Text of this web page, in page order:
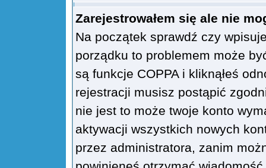
Zarejestrowałem się ale nie
Na początek sprawdź czy
porządku to problemem może
są funkcje COPPA i kliknąłeś
rejestracji musisz postąpić
nie jest to może twoje konto
aktywacji wszystkich nowych
przez administratora, zanim